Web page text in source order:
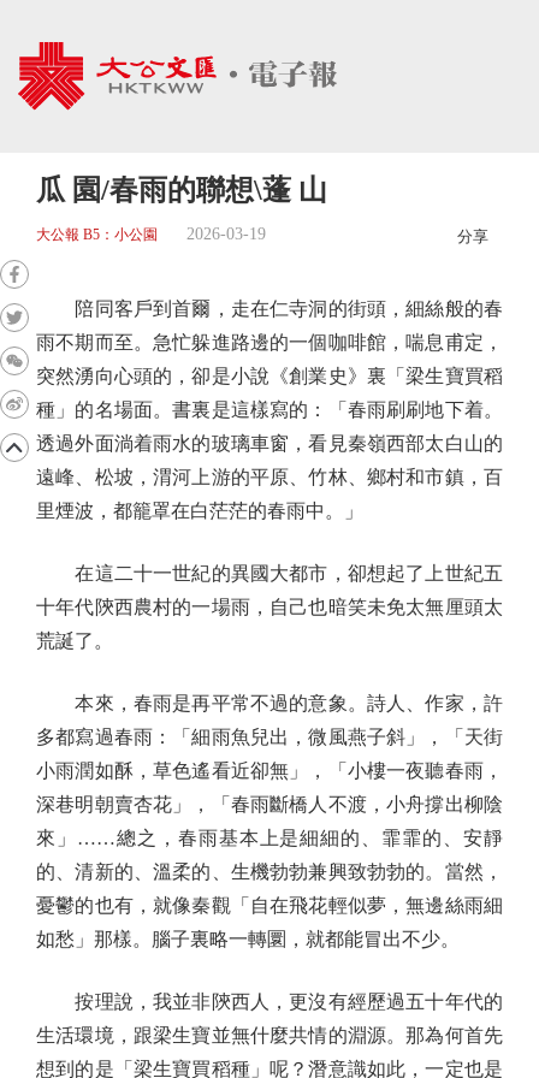
瓜 園/春雨的聯想\蓬 山
大公報 B5：小公園 2026-03-19 分享
陪同客戶到首爾，走在仁寺洞的街頭，細絲般的春
雨不期而至。急忙躲進路邊的一個咖啡館，喘息甫定，
突然湧向心頭的，卻是小說《創業史》裏「梁生寶買稻
種」的名場面。書裏是這樣寫的：「春雨刷刷地下着。
透過外面淌着雨水的玻璃車窗，看見秦嶺西部太白山的
遠峰、松坡，渭河上游的平原、竹林、鄉村和市鎮，百
里煙波，都籠罩在白茫茫的春雨中。」
在這二十一世紀的異國大都市，卻想起了上世紀五
十年代陝西農村的一場雨，自己也暗笑未免太無厘頭太
荒誕了。
本來，春雨是再平常不過的意象。詩人、作家，許
多都寫過春雨：「細雨魚兒出，微風燕子斜」，「天街
小雨潤如酥，草色遙看近卻無」，「小樓一夜聽春雨，
深巷明朝賣杏花」，「春雨斷橋人不渡，小舟撐出柳陰
來」……總之，春雨基本上是細細的、霏霏的、安靜
的、清新的、溫柔的、生機勃勃兼興致勃勃的。當然，
憂鬱的也有，就像秦觀「自在飛花輕似夢，無邊絲雨細
如愁」那樣。腦子裏略一轉圜，就都能冒出不少。
按理說，我並非陝西人，更沒有經歷過五十年代的
生活環境，跟梁生寶並無什麼共情的淵源。那為何首先
想到的是「梁生寶買稻種」呢？潛意識如此，一定也是